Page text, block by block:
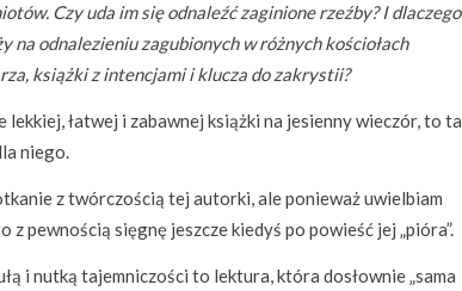
Czy uda im się odnaleźć zaginione rzeźby? I dlaczego
na odnalezieniu zagubionych w różnych kościołach
książki z intencjami i klucza do zakrystii?
lekkiej, łatwej i zabawnej książki na jesienny wieczór, to ta
niego.
z twórczością tej autorki, ale ponieważ uwielbiam
z pewnością sięgnę jeszcze kiedyś po powieść jej „pióra”.
i nutką tajemniczości to lektura, która dosłownie „sama